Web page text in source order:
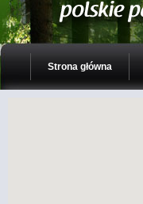
Strona główna